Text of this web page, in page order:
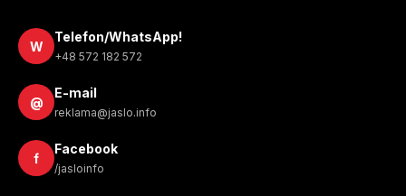
W
Telefon/WhatsApp!
+48 572 182 572
@
E-mail
reklama@jaslo.info
f
Facebook
/jasloinfo